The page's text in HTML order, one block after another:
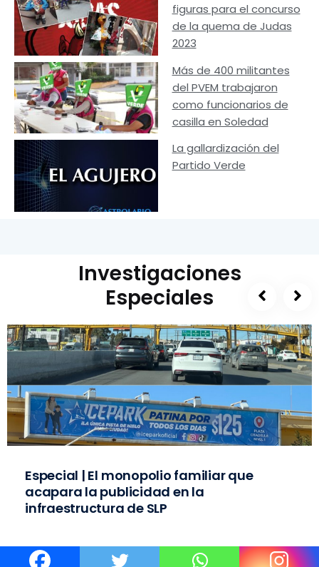
figuras para el concurso
de la quema de Judas
2023
Más de 400 militantes
del PVEM trabajaron
como funcionarios de
casilla en Soledad
La gallardización del
Partido Verde
Investigaciones
Especiales
Especial | El monopolio familiar que
acapara la publicidad en la
infraestructura de SLP